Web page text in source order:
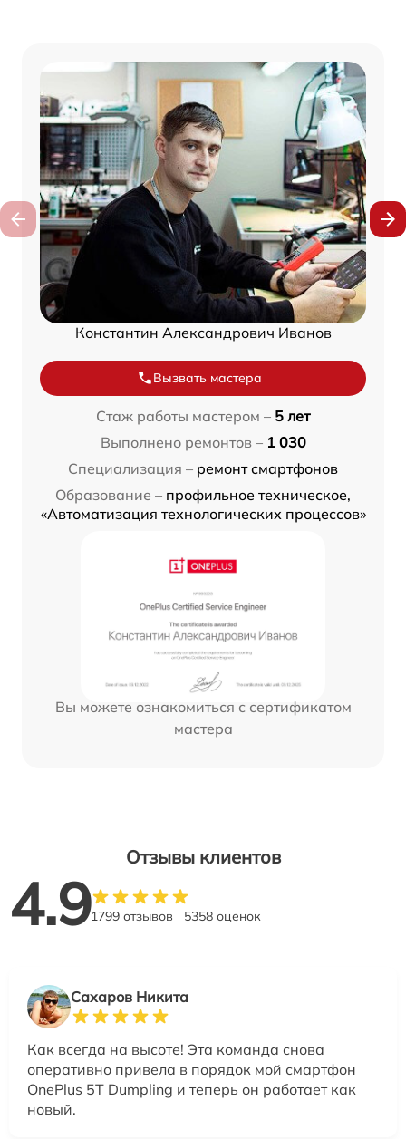
Константин Александрович Иванов
Вызвать мастера
Стаж работы мастером – 5 лет
Выполнено ремонтов – 1 030
Специализация – ремонт смартфонов
Образование – профильное техническое,
«Автоматизация технологических процессов»
Вы можете ознакомиться с сертификатом
мастера
Отзывы клиентов
4.91799 отзывов 5358 оценок
Сахаров Никита
Как всегда на высоте! Эта команда снова
оперативно привела в порядок мой смартфон
OnePlus 5T Dumpling и теперь он работает как
новый.